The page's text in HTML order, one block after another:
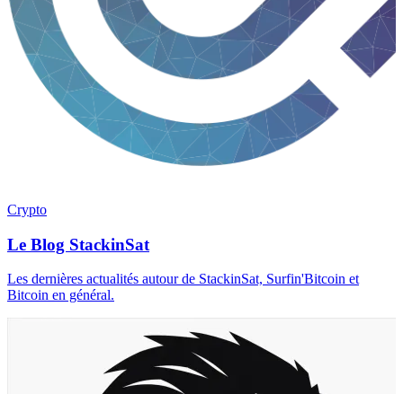
Crypto
Le Blog StackinSat
Les dernières actualités autour de StackinSat, Surfin'Bitcoin et
Bitcoin en général.